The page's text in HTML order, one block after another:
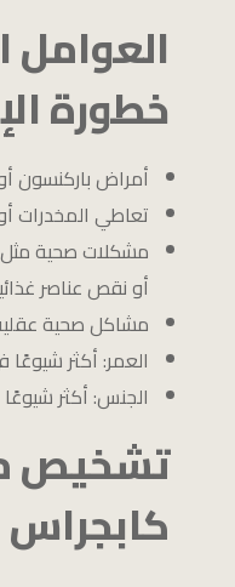
العوامل
خطورة
أمراض باركنسون
تعاطي المخدرات
مشكلات صحية
أو نقص عناصر
مشاكل صحية
العمر: أكثر
الجنس: أكثر شيوعًا
تشخيص
كابجراس